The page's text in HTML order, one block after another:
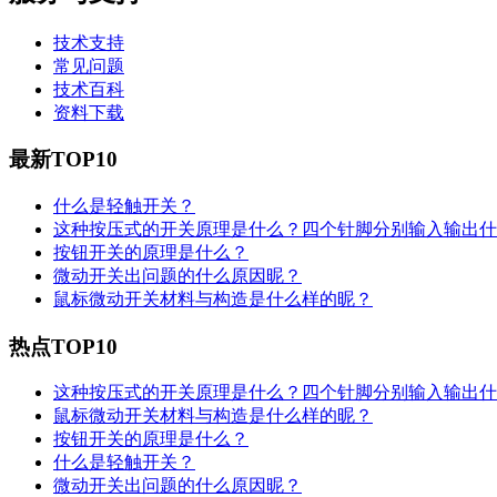
技术支持
常见问题
技术百科
资料下载
最新TOP10
什么是轻触开关？
这种按压式的开关原理是什么？四个针脚分别输入输出什
按钮开关的原理是什么？
微动开关出问题的什么原因昵？
鼠标微动开关材料与构造是什么样的昵？
热点TOP10
这种按压式的开关原理是什么？四个针脚分别输入输出什
鼠标微动开关材料与构造是什么样的昵？
按钮开关的原理是什么？
什么是轻触开关？
微动开关出问题的什么原因昵？